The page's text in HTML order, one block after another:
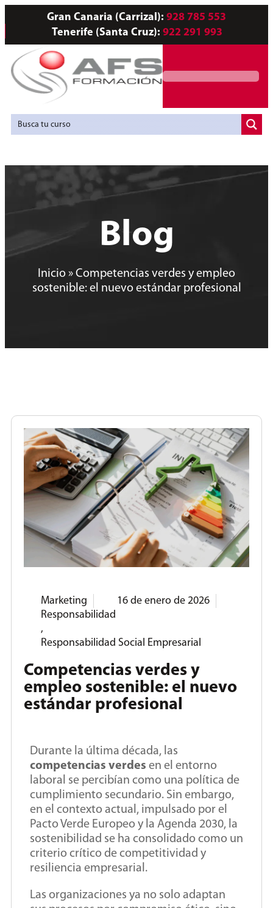
Gran Canaria (Carrizal): 928 785 553
Tenerife (Santa Cruz): 922 291 993
Blog
Inicio » Competencias verdes y empleo
sostenible: el nuevo estándar profesional
Marketing
16 de enero de 2026
Responsabilidad
,
Responsabilidad Social Empresarial
Competencias verdes y
empleo sostenible: el nuevo
estándar profesional
Durante la última década, las
competencias verdes en el entorno
laboral se percibían como una política de
cumplimiento secundario. Sin embargo,
en el contexto actual, impulsado por el
Pacto Verde Europeo y la Agenda 2030, la
sostenibilidad se ha consolidado como un
criterio crítico de competitividad y
resiliencia empresarial.
Las organizaciones ya no solo adaptan